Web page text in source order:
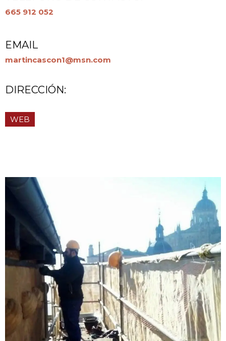
665 912 052
EMAIL
martincascon1@msn.com
DIRECCIÓN:
WEB